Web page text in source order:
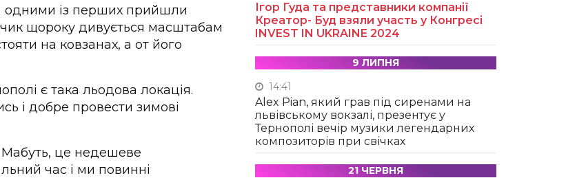
одними із перших прийшли
щороку дивується масштабам
на ковзанах, а от його
є така льодова локація.
і добре провести зимові
Мабуть, це недешеве
час і ми повинні
Ігор Гуда та представники компанії
Креатор- Буд взяли участь у Конгресі
INVEST IN UKRAINE 2024
9 ЛИПНЯ
14:41
Alex Pian, який грав під сиренами на
львівському вокзалі, презентує у
Тернополі вечір музики легендарних
композиторів при свічках
21 ЧЕРВНЯ